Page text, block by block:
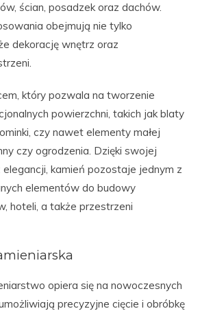
ścian, posadzek oraz dachów.
obejmują nie tylko
dekorację wnętrz oraz
który pozwala na tworzenie
powierzchni, takich jak blaty
czy nawet elementy małej
czy ogrodzenia. Dzięki swojej
kamień pozostaje jednym z
elementów do budowy
hoteli, a także przestrzeni
opiera się na nowoczesnych
precyzyjne cięcie i obróbkę